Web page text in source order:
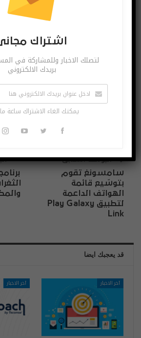
اشتراك مجاني
لتصلك الاخبار وللمشاركة في
الالكتروني
يمكنك الغاء الاشتراك ساعة ما
البوست السابق
سامسونغ تقوم
بتوسّيع قائمة
الهواتف الداعمة
لتطبيق Play Galaxy
Link
قد يعجبك ايضا
آخر الاخبار آخر الاخبار
اشتراك
لتصلك الاخبار وللمشاركة في
بريدك الالكتروني
يمكنك الغاء الاشتراك ساعة